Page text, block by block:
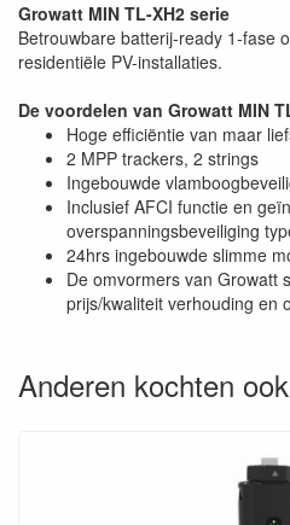
Growatt MIN TL-XH2 serie
Betrouwbare batterij-ready 1-fase
residentiële PV-installaties.
De voordelen van Growatt MIN
Hoge efficiëntie van maar
2 MPP trackers, 2 strings
Ingebouwde
Inclusief AFCI functie en
overspanningsbeveiliging
24hrs ingebouwde slimme
De omvormers van Growatt
prijs/kwaliteit verhouding en
Anderen kochten ook